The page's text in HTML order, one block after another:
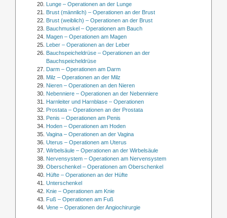
Lunge – Operationen an der Lunge
Brust (männlich) – Operationen an der Brust
Brust (weiblich) – Operationen an der Brust
Bauchmuskel – Operationen am Bauch
Magen – Operationen am Magen
Leber – Operationen an der Leber
Bauchspeicheldrüse – Operationen an der
Bauchspeicheldrüse
Darm – Operationen am Darm
Milz – Operationen an der Milz
Nieren – Operationen an den Nieren
Nebenniere – Operationen an der Nebenniere
Harnleiter und Harnblase – Operationen
Prostata – Operationen an der Prostata
Penis – Operationen am Penis
Hoden – Operationen am Hoden
Vagina – Operationen an der Vagina
Uterus – Operationen am Uterus
Wirbelsäule – Operationen an der Wirbelsäule
Nervensystem – Operationen am Nervensystem
Oberschenkel – Operationen am Oberschenkel
Hüfte – Operationen an der Hüfte
Unterschenkel
Knie – Operationen am Knie
Fuß – Operationen am Fuß
Vene – Operationen der Angiochirurgie